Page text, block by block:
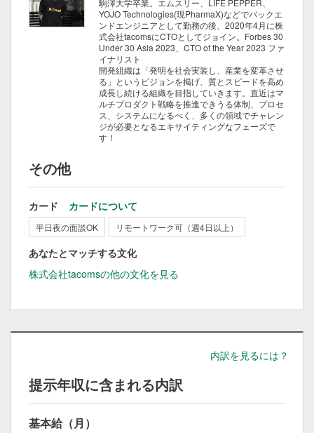
駒澤大学卒業。エムスリー、LIFE PEPPER、
YOJO Technologies(現PharmaX)などでバックエ
ンドエンジニアとして勤務の後、2020年4月に株
式会社tacomsにCTOとしてジョイン。Forbes 30
Under 30 Asia 2023、CTO of the Year 2023 ファ
イナリスト
開発組織は「発明を社会実装し、産業を変革させ
る」というビジョンを掲げ、質とスピードを高め
成長し続ける組織を目指していきます。直近はマ
ルチプロダクト戦略を推進できうる体制、プロセ
ス、システムになるべく、多くの領域でチャレン
ジが必要となるエキサイティングなフェーズで
す！
その他
カード カードについて
平日夜の面談OK リモートワーク可（週4日以上）
あなたとマッチする文化
株式会社tacomsの他の文化を見る
内訳を見るには？
提示年収に含まれる内訳
基本給（月）